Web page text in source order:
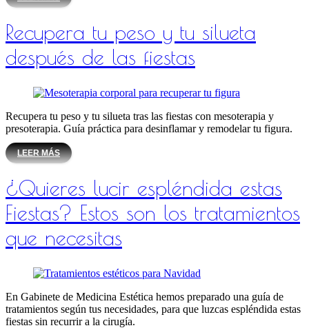
Recupera tu peso y tu silueta
después de las fiestas
Recupera tu peso y tu silueta tras las fiestas con mesoterapia y
presoterapia. Guía práctica para desinflamar y remodelar tu figura.
LEER MÁS
¿Quieres lucir espléndida estas
Fiestas? Estos son los tratamientos
que necesitas
En Gabinete de Medicina Estética hemos preparado una guía de
tratamientos según tus necesidades, para que luzcas espléndida estas
fiestas sin recurrir a la cirugía.